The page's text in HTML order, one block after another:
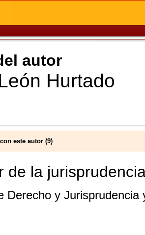
autor
Hurtado
este autor (9)
de la
Derecho y